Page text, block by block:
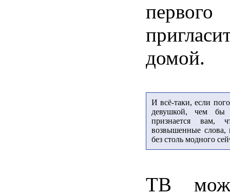
домой.
И всё-таки, если
девушкой, чем бы
признается
возвышенные слова,
без столь модного
ТВ